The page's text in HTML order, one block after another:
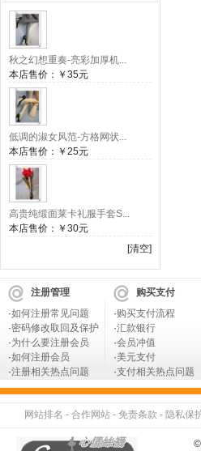
秋之幻想重奏-亮彩加厚机...
本店售价： ￥35元
低调的淑女风范-方格网状...
本店售价： ￥25元
高贵纯缎面莱卡礼服手套S...
本店售价： ￥30元
[清空]
注册管理
·如何注册常见问题
·密码修改取回及保护
·为什么要注册会员
·如何注册会员
·注册相关热点问题
购买支付
·购买支付流程
·汇款银行
·会员冲值
·美元支付
·支付相关热点问题
网站排名 - 合作网站 - 免责条款 - 隐私保
©